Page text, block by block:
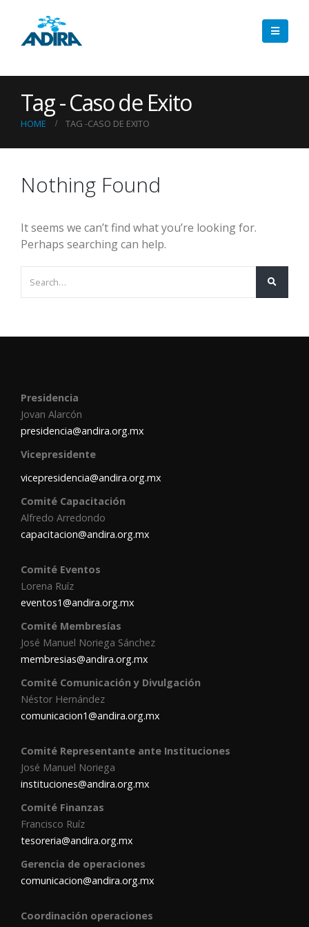
Tag - Caso de Exito
HOME TAG -CASO DE EXITO
Nothing Found
It seems we can’t find what you’re looking for.
Perhaps searching can help.
Presidencia
Jovan Alarcón
presidencia@andira.org.mx
Vicepresidente
vicepresidencia@andira.org.mx
Comité Capacitación
Alfredo Arredondo
capacitacion@andira.org.mx
Comité Eventos
Lorena Ruíz
eventos1@andira.org.mx
Comité Membresías
José Manuel Noriega Sánchez
membresias@andira.org.mx
Comité Comunicación y Divulgación
Néstor Hernández
comunicacion1@andira.org.mx
Comité Representante ante Instituciones
José Manuel Noriega
instituciones@andira.org.mx
Comité Finanzas
Francisco Ruíz
tesoreria@andira.org.mx
Gerencia de operaciones
comunicacion@andira.org.mx
Coordinación operaciones